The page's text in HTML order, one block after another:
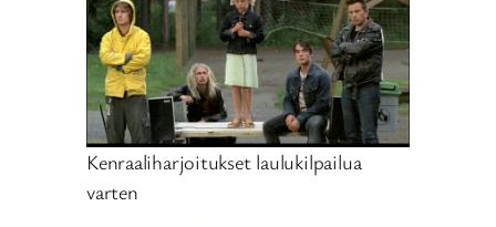
Kenraaliharjoitukset laulukilpailua
varten